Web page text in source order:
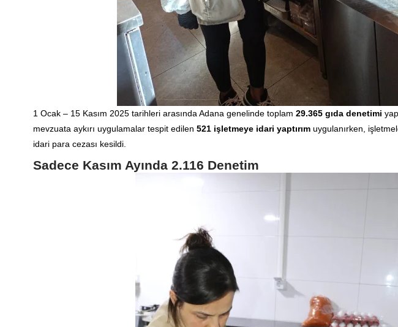
1 Ocak – 15 Kasım 2025 tarihleri arasında Adana genelinde toplam 29.365 gıda denetimi
mevzuata aykırı uygulamalar tespit edilen 521 işletmeye idari yaptırımuygulanırken,
idari para cezası kesildi.
Sadece Kasım Ayında 2.116 Denetim